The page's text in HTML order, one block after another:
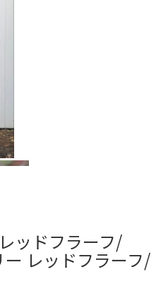
ッドフラーフ/
レッドフラーフ/